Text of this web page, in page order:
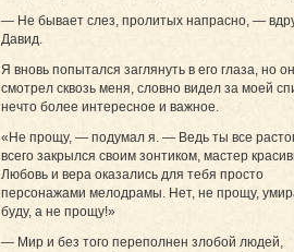
— Не бывает слез, пролитых напрасно, —
Давид.
Я вновь попытался заглянуть в его глаза, но он
смотрел сквозь меня, словно видел за моей
нечто более интересное и важное.
«Не прощу, — подумал я. — Ведь ты все
всего закрылся своим зонтиком, мастер
Любовь и вера оказались для тебя просто
персонажами мелодрамы. Нет, не прощу,
буду, а не прощу!»
— Мир и без того переполнен злобой людей,